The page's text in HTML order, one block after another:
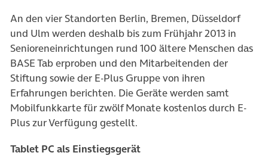
An den vier Standorten Berlin, Bremen, Düsseldorf
und Ulm werden deshalb bis zum Frühjahr 2013 in
Senioreneinrichtungen rund 100 ältere Menschen das
BASE Tab erproben und den Mitarbeitenden der
Stiftung sowie der E-Plus Gruppe von ihren
Erfahrungen berichten. Die Geräte werden samt
Mobilfunkkarte für zwölf Monate kostenlos durch E-
Plus zur Verfügung gestellt.
Tablet PC als Einstiegsgerät